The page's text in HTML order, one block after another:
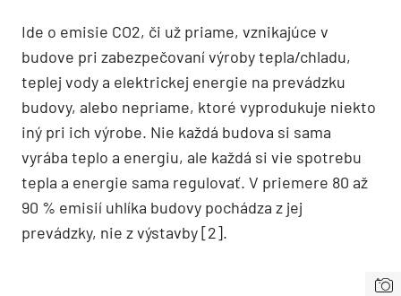
Ide o emisie CO2, či už priame, vznikajúce v
budove pri zabezpečovaní výroby tepla/chladu,
teplej vody a elektrickej energie na prevádzku
budovy, alebo nepriame, ktoré vyprodukuje niekto
iný pri ich výrobe. Nie každá budova si sama
vyrába teplo a energiu, ale každá si vie spotrebu
tepla a energie sama regulovať. V priemere 80 až
90 % emisií uhlíka budovy pochádza z jej
prevádzky, nie z výstavby [2].